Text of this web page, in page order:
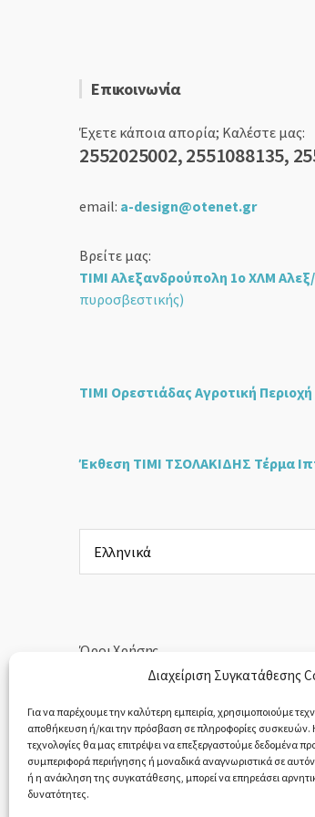
Διαχείριση Συγκατάθεσης
Για να παρέχουμε την καλύτερη εμπειρία, χρησιμοποιούμε
αποθήκευση ή/και την πρόσβαση σε πληροφορίες συσκευών.
τεχνολογίες θα μας επιτρέψει να επεξεργαστούμε δεδομένα
συμπεριφορά περιήγησης ή μοναδικά αναγνωριστικά σε
ή η ανάκληση της συγκατάθεσης, μπορεί να επηρεάσει
δυνατότητες.
Επικοινωνία
Έχετε κάποια απορία; Καλέστε μας:
2552025002, 2551088135,
email: a-design@otenet.gr
Βρείτε μας:
ΤΙΜΙ Αλεξανδρούπολη 1ο ΧΛΜ
πυροσβεστικής)
ΤΙΜΙ Ορεστιάδας Αγροτική
Έκθεση ΤΙΜΙ ΤΣΟΛΑΚΙΔΗΣ Τέρμα
μια
γλώσσα
Όροι Χρήσης
Υπαναχώρηση & Επιστροφές